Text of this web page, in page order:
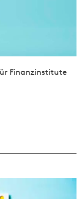
Finanzinstitute